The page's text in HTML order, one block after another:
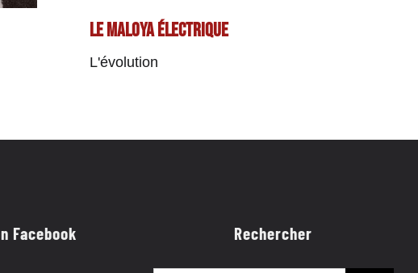
Le maloya électrique
L'évolution
Facebook Rechercher